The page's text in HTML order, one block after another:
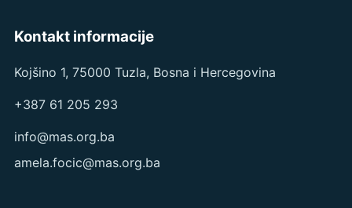
Kontakt informacije
Kojšino 1, 75000 Tuzla, Bosna i Hercegovina
+387 61 205 293
info@mas.org.ba
amela.focic@mas.org.ba